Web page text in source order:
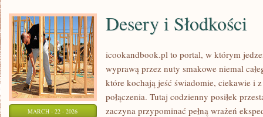
MARCH - 22 - 2026
Desery i Słodkości
icookandbook.pl to portal, w którym
wyprawą przez nuty smakowe niemal
które kochają jeść świadomie, ciekawie i
połączenia. Tutaj codzienny posiłek
zaczyna przypominać pełną wrażeń